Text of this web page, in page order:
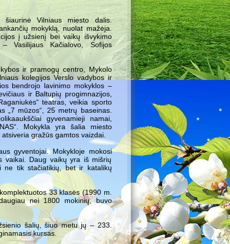
šiaurinė Vilniaus miesto dalis.
mokyklą, nuolat mažėja.
į užsienį bei vaikų išvykimo
Vasilijaus Kačialovo, Sofijos
ir pramogų centro, Mykolo
kolegijos Verslo vadybos ir
bendrojo lavinimo mokyklos –
ir Baltupių progimnazijos,
teatras, veikia sporto
„7 mūzos“, 25 metrų baseinas.
gyvenamieji namai,
Mokykla yra šalia miesto
gražūs gamtos vaizdai.
gyventojai. Mokykloje mokosi
vaikai. Daug vaikų yra iš mišrių
ne tik stačiatikių, bet ir katalikų
33 klasės (1990 m.
nei 1800 mokinių, buvo
šalių, šiuo metu jų – 233.
kursas.